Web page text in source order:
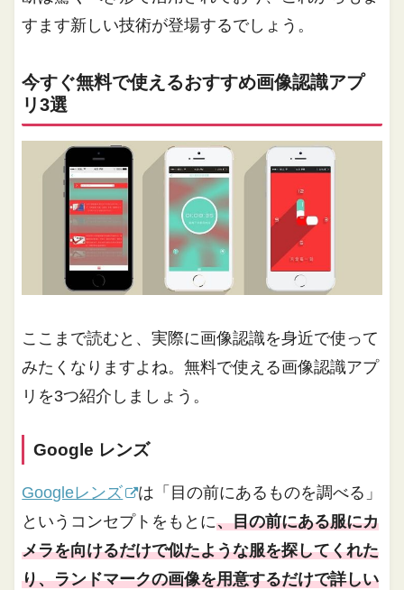
すます新しい技術が登場するでしょう。
今すぐ無料で使えるおすすめ画像認識アプ
リ3選
ここまで読むと、実際に画像認識を身近で使って
みたくなりますよね。無料で使える画像認識アプ
リを3つ紹介しましょう。
Google レンズ
Googleレンズ
は「目の前にあるものを調べる」
というコンセプトをもとに、目の前にある服にカ
メラを向けるだけで似たような服を探してくれた
り、ランドマークの画像を用意するだけで詳しい